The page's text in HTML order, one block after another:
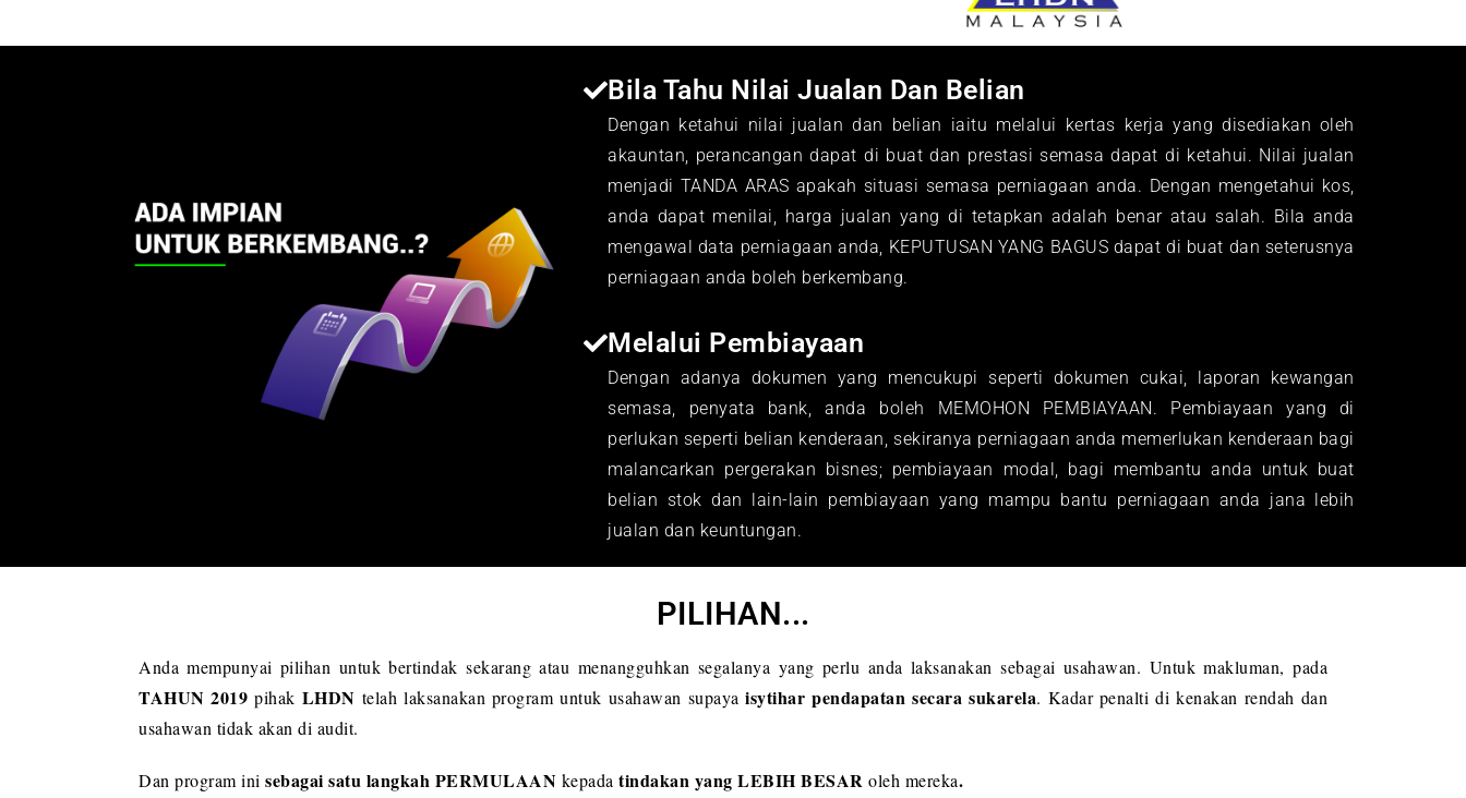
Bila Tahu Nilai Jualan Dan Belian
Dengan ketahui nilai jualan dan belian iaitu melalui kertas kerja yang disediakan oleh
akauntan, perancangan dapat di buat dan prestasi semasa dapat di ketahui. Nilai jualan
menjadi TANDA ARAS apakah situasi semasa perniagaan anda. Dengan mengetahui kos,
anda dapat menilai, harga jualan yang di tetapkan adalah benar atau salah. Bila anda
mengawal data perniagaan anda, KEPUTUSAN YANG BAGUS dapat di buat dan seterusnya
perniagaan anda boleh berkembang.
Melalui Pembiayaan
Dengan adanya dokumen yang mencukupi seperti dokumen cukai, laporan kewangan
semasa, penyata bank, anda boleh MEMOHON PEMBIAYAAN. Pembiayaan yang di
perlukan seperti belian kenderaan, sekiranya perniagaan anda memerlukan kenderaan bagi
malancarkan pergerakan bisnes; pembiayaan modal, bagi membantu anda untuk buat
belian stok dan lain-lain pembiayaan yang mampu bantu perniagaan anda jana lebih
jualan dan keuntungan.
PILIHAN...
Anda mempunyai pilihan untuk bertindak sekarang atau menangguhkan segalanya yang perlu anda laksanakan sebagai usahawan. Untuk makluman, pada
TAHUN 2019 pihak LHDN telah laksanakan program untuk usahawan supayaisytihar pendapatan secara sukarela. Kadar penalti di kenakan rendah dan
usahawan tidak akan di audit.
Dan program ini sebagai satu langkah PERMULAAN kepada tindakan yang LEBIH BESAR oleh mereka.